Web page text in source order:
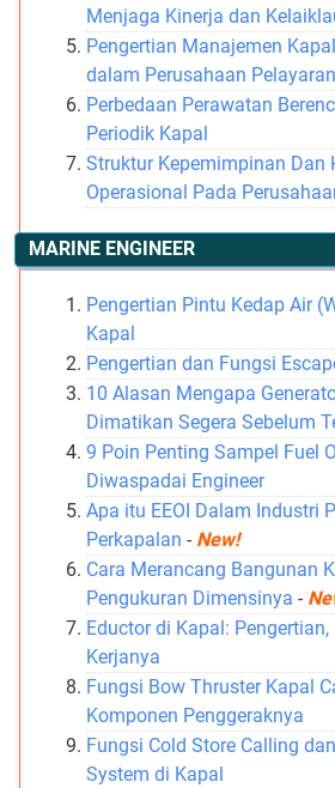
Menjaga Kinerja dan
Pengertian Manajemen
dalam Perusahaan Pelayaran
Perbedaan Perawatan
Periodik Kapal
Struktur Kepemimpinan Dan
Operasional Pada
MARINE ENGINEER
Pengertian Pintu Kedap Air
Kapal
Pengertian dan Fungsi
10 Alasan Mengapa
Dimatikan Segera Sebelum
9 Poin Penting Sampel Fuel
Diwaspadai Engineer
Apa itu EEOI Dalam Industri
Perkapalan - New!
Cara Merancang Bangunan
Pengukuran Dimensinya -
Eductor di Kapal:
Kerjanya
Fungsi Bow Thruster Kapal
Komponen Penggeraknya
Fungsi Cold Store Calling
System di Kapal